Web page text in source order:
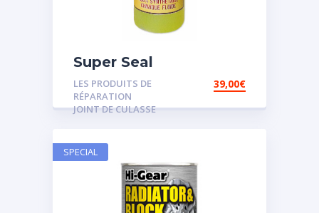
Super Seal
LES PRODUITS DE
RÉPARATION
JOINT DE CULASSE
39,00€
SPECIAL